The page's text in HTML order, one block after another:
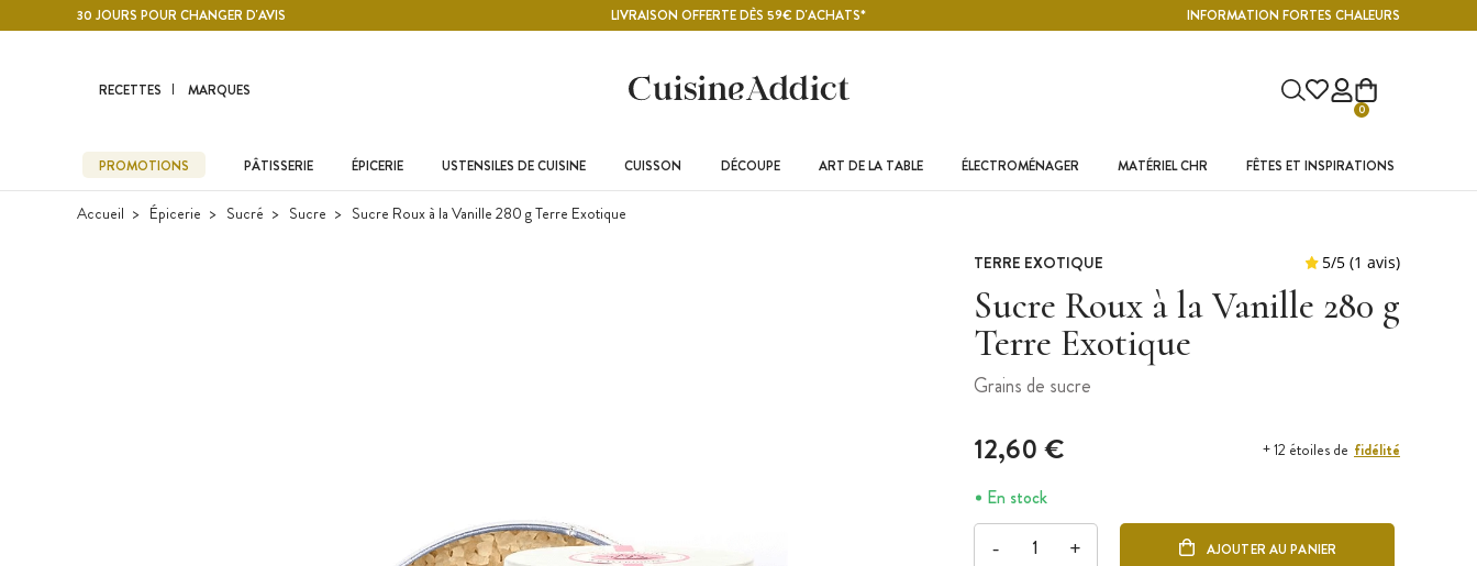
Contenu principal30 JOURS POUR CHANGER D'AVIS LIVRAISON OFFERTE DÈS 59€ D'ACHATS* INFORMATION FORTES CHALEURS
RECETTES MARQUES
0
PROMOTIONS PÂTISSERIE ÉPICERIE USTENSILES DE CUISINE CUISSON DÉCOUPE ART DE LA TABLE ÉLECTROMÉNAGER MATÉRIEL CHR FÊTES ET INSPIRATIONS
Accueil Épicerie Sucré Sucre Sucre Roux à la Vanille 280 g Terre Exotique
TERRE EXOTIQUE
Sucre Roux à la Vanille 280 g
Terre Exotique
Grains de sucre
12,60 € + 12 étoiles de fidélité
En stock
- + AJOUTER AU PANIER